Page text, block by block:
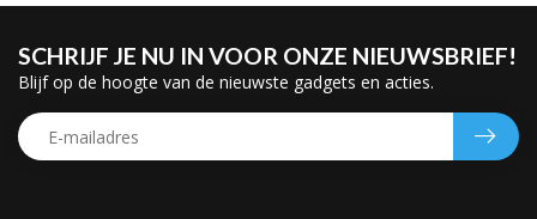
SCHRIJF JE NU IN VOOR ONZE NIEUWSBRIEF!
Blijf op de hoogte van de nieuwste gadgets en acties.